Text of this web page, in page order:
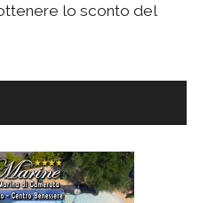
lo sconto del